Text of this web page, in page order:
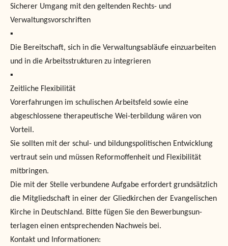
Sicherer Umgang mit den geltenden Rechts- und
Verwaltungsvorschriften
▪
Die Bereitschaft, sich in die Verwaltungsabläufe einzuarbeiten
und in die Arbeitsstrukturen zu integrieren
▪
Zeitliche Flexibilität
Vorerfahrungen im schulischen Arbeitsfeld sowie eine
abgeschlossene therapeutische Wei-terbildung wären von
Vorteil.
Sie sollten mit der schul- und bildungspolitischen Entwicklung
vertraut sein und müssen Reformoffenheit und Flexibilität
mitbringen.
Die mit der Stelle verbundene Aufgabe erfordert grundsätzlich
die Mitgliedschaft in einer der Gliedkirchen der Evangelischen
Kirche in Deutschland. Bitte fügen Sie den Bewerbungsun-
terlagen einen entsprechenden Nachweis bei.
Kontakt und Informationen: